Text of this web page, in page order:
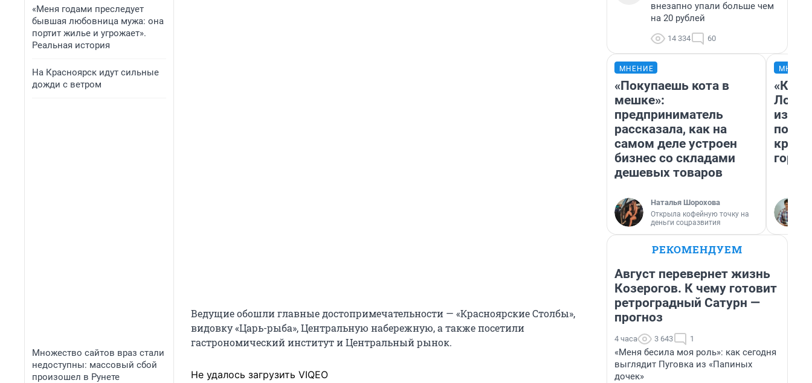
«Меня годами преследует
бывшая любовница мужа: она
портит жилье и угрожает».
Реальная история
На Красноярск идут сильные
дожди с ветром
Множество сайтов враз стали
недоступны: массовый сбой
произошел в Рунете
Ведущие обошли главные достопримечательности — «Красноярские Столбы»,
видовку «Царь-рыба», Центральную набережную, а также посетили
гастрономический институт и Центральный рынок.
Не удалось загрузить VIQEO
внезапно упали больше чем
на 20 рублей
14 334 60
МНЕНИЕ
«Покупаешь кота в
мешке»:
предприниматель
рассказала, как на
самом деле устроен
бизнес со складами
дешевых товаров
Наталья Шорохова
Открыла кофейную точку на
деньги соцразвития
«Как
из
круче
РЕКОМЕНДУЕМ
Август перевернет жизнь
Козерогов. К чему готовит
ретроградный Сатурн —
прогноз
4 часа 3 643 1
«Меня бесила моя роль»: как сегодня
выглядит Пуговка из «Папиных
дочек»